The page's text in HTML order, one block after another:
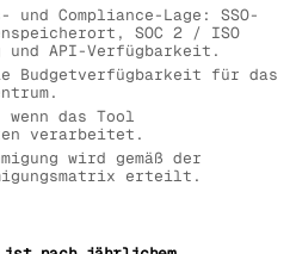
Compliance-Lage: SSO-
SOC 2 / ISO
API-Verfügbarkeit.
Budgetverfügbarkeit für das
das Tool
verarbeitet.
wird gemäß der
erteilt.